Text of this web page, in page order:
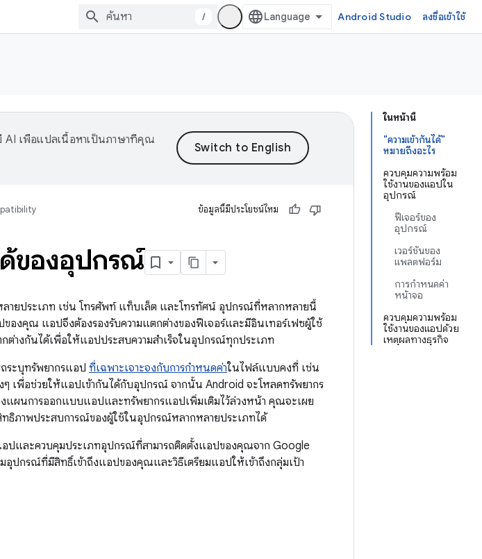
/ Android Studio ลงชื่อเข้าใช้
ในหน้านี้
"ความเข้ากันได้"
หมายถึงอะไร
ควบคุมความพร้อม
ใช้งานของแอปใน
อุปกรณ์
ฟีเจอร์ของ
อุปกรณ์
เวอร์ชันของ
แพลตฟอร์ม
การกำหนดค่า
หน้าจอ
ควบคุมความพร้อม
ใช้งานของแอปด้วย
เหตุผลทางธุรกิจ
AI เพื่อแปลเนื้อหาเป็นภาษาที่คุณ
ข้อมูลนี้มีประโยชน์ไหม
ด้ของอุปกรณ์
ายประเภท เช่น โทรศัพท์ แท็บเล็ต และโทรทัศน์ อุปกรณ์ที่หลากหลายนี้
งคุณ แอปจึงต้องรองรับความแตกต่างของฟีเจอร์และมีอินเทอร์เฟซผู้ใช้
างกันได้เพื่อให้แอปประสบความสำเร็จในอุปกรณ์ทุกประเภท
ระบุทรัพยากรแอป ที่เฉพาะเจาะจงกับการกำหนดค่าในไฟล์แบบคงที่ เช่น
ๆ เพื่อช่วยให้แอปเข้ากันได้กับอุปกรณ์ จากนั้น Android จะโหลดทรัพยากร
แผนการออกแบบแอปและทรัพยากรแอปเพิ่มเติมไว้ล่วงหน้า คุณจะเผย
ธิภาพประสบการณ์ของผู้ใช้ในอุปกรณ์หลากหลายประเภทได้
อปและควบคุมประเภทอุปกรณ์ที่สามารถติดตั้งแอปของคุณจาก Google
อุปกรณ์ที่มีสิทธิ์เข้าถึงแอปของคุณและวิธีเตรียมแอปให้เข้าถึงกลุ่มเป้า